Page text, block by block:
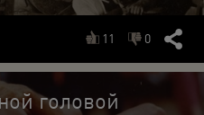
11 0
головой